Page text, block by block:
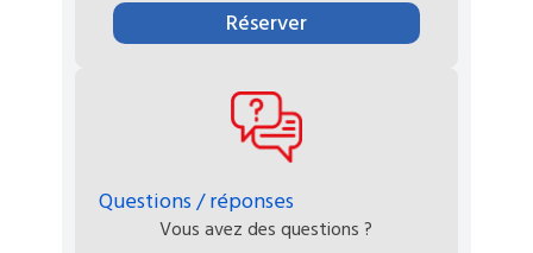
Réserver
Questions / réponses
Vous avez des questions ?